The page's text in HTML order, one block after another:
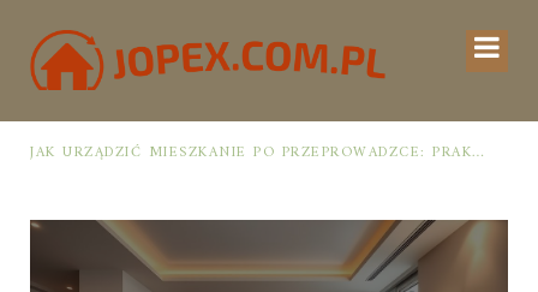
JAK URZĄDZIĆ MIESZKANIE PO PRZEPROWADZCE: PRAKTYCZNY PLAN OD ROZPAKOWANIA DO PRZYTULNEJ PRZESTRZENI